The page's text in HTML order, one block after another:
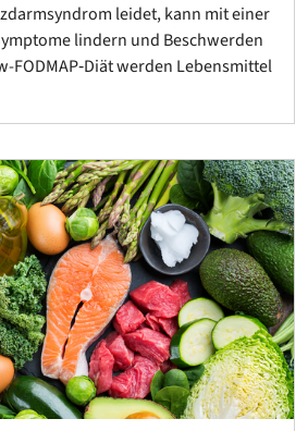
leidet, kann mit einer
lindern und Beschwerden
FODMAP‐Diät werden Lebensmittel